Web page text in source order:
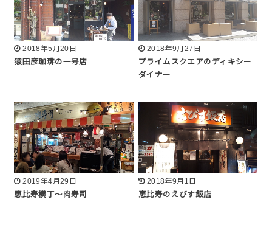
2018年5月20日
猿田彦珈琲の一号店
2018年9月27日
プライムスクエアのディキシー
ダイナー
2019年4月29日
恵比寿横丁〜肉寿司
2018年9月1日
恵比寿のえびす飯店